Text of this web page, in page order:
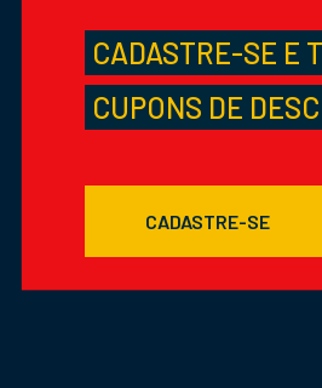
CADASTRE-SE E
CUPONS DE
CADASTRE-SE